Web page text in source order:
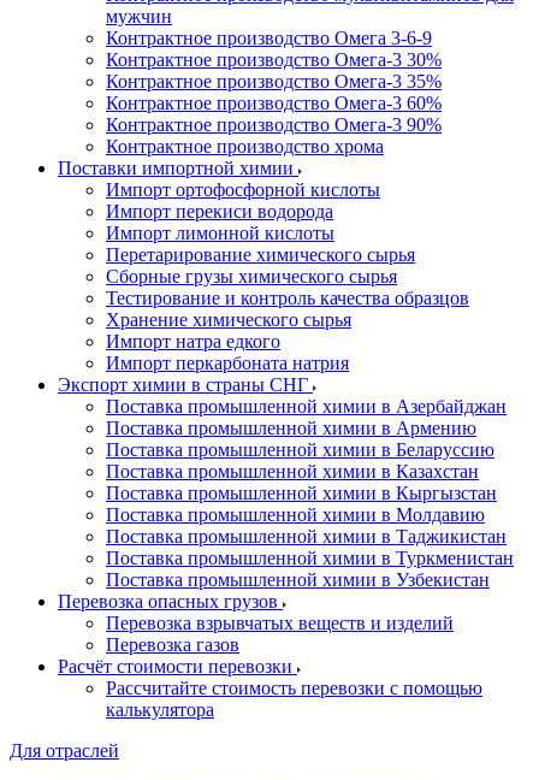
мужчин
Контрактное производство Омега 3-6-9
Контрактное производство Омега-3 30%
Контрактное производство Омега-3 35%
Контрактное производство Омега-3 60%
Контрактное производство Омега-3 90%
Контрактное производство хрома
Поставки импортной химии
Импорт ортофосфорной кислоты
Импорт перекиси водорода
Импорт лимонной кислоты
Перетарирование химического сырья
Сборные грузы химического сырья
Тестирование и контроль качества образцов
Хранение химического сырья
Импорт натра едкого
Импорт перкарбоната натрия
Экспорт химии в страны СНГ
Поставка промышленной химии в Азербайджан
Поставка промышленной химии в Армению
Поставка промышленной химии в Беларуссию
Поставка промышленной химии в Казахстан
Поставка промышленной химии в Кыргызстан
Поставка промышленной химии в Молдавию
Поставка промышленной химии в Таджикистан
Поставка промышленной химии в Туркменистан
Поставка промышленной химии в Узбекистан
Перевозка опасных грузов
Перевозка взрывчатых веществ и изделий
Перевозка газов
Расчёт стоимости перевозки
Рассчитайте стоимость перевозки с помощью
калькулятора
Для отраслей